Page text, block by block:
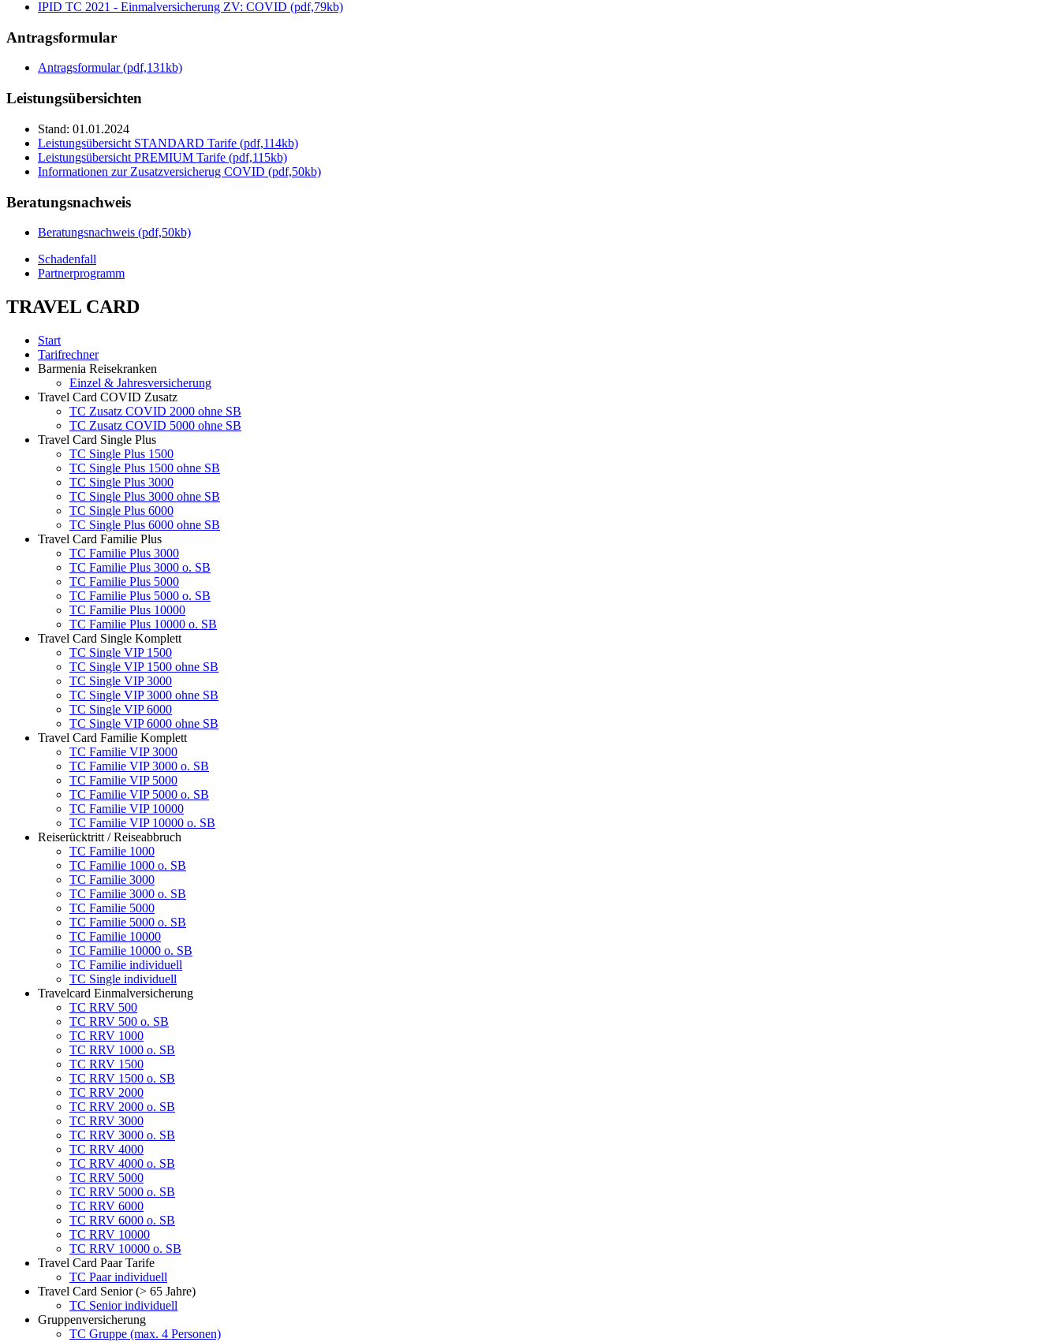
IPID TC 2021 - Einmalversicherung ZV: COVID (pdf,79kb)
Antragsformular
Antragsformular (pdf,131kb)
Leistungsübersichten
Stand: 01.01.2024
Leistungsübersicht STANDARD Tarife (pdf,114kb)
Leistungsübersicht PREMIUM Tarife (pdf,115kb)
Informationen zur Zusatzversicherug COVID (pdf,50kb)
Beratungsnachweis
Beratungsnachweis (pdf,50kb)
Schadenfall
Partnerprogramm
TRAVEL CARD
Start
Tarifrechner
Barmenia Reisekranken
Einzel & Jahresversicherung
Travel Card COVID Zusatz
TC Zusatz COVID 2000 ohne SB
TC Zusatz COVID 5000 ohne SB
Travel Card Single Plus
TC Single Plus 1500
TC Single Plus 1500 ohne SB
TC Single Plus 3000
TC Single Plus 3000 ohne SB
TC Single Plus 6000
TC Single Plus 6000 ohne SB
Travel Card Familie Plus
TC Familie Plus 3000
TC Familie Plus 3000 o. SB
TC Familie Plus 5000
TC Familie Plus 5000 o. SB
TC Familie Plus 10000
TC Familie Plus 10000 o. SB
Travel Card Single Komplett
TC Single VIP 1500
TC Single VIP 1500 ohne SB
TC Single VIP 3000
TC Single VIP 3000 ohne SB
TC Single VIP 6000
TC Single VIP 6000 ohne SB
Travel Card Familie Komplett
TC Familie VIP 3000
TC Familie VIP 3000 o. SB
TC Familie VIP 5000
TC Familie VIP 5000 o. SB
TC Familie VIP 10000
TC Familie VIP 10000 o. SB
Reiserücktritt / Reiseabbruch
TC Familie 1000
TC Familie 1000 o. SB
TC Familie 3000
TC Familie 3000 o. SB
TC Familie 5000
TC Familie 5000 o. SB
TC Familie 10000
TC Familie 10000 o. SB
TC Familie individuell
TC Single individuell
Travelcard Einmalversicherung
TC RRV 500
TC RRV 500 o. SB
TC RRV 1000
TC RRV 1000 o. SB
TC RRV 1500
TC RRV 1500 o. SB
TC RRV 2000
TC RRV 2000 o. SB
TC RRV 3000
TC RRV 3000 o. SB
TC RRV 4000
TC RRV 4000 o. SB
TC RRV 5000
TC RRV 5000 o. SB
TC RRV 6000
TC RRV 6000 o. SB
TC RRV 10000
TC RRV 10000 o. SB
Travel Card Paar Tarife
TC Paar individuell
Travel Card Senior (> 65 Jahre)
TC Senior individuell
Gruppenversicherung
TC Gruppe (max. 4 Personen)